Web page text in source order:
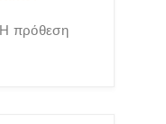
Η πρόθεση